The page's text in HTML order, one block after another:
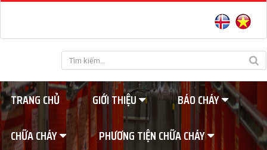
TRANG CHỦ GIỚI THIỆU
BÁO CHÁY
CHỮA CHÁY
PHƯƠNG TIỆN CHỮA CHÁY